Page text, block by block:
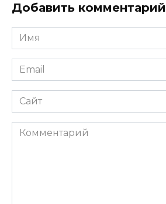
Добавить комментарий
Имя
*
Email
*
Сайт
Комментарий